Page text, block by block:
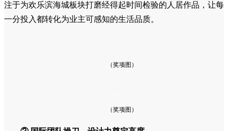
注于为欢乐滨海城板块打磨经得起时间检验的人居作品，让每
一分投入都转化为业主可感知的生活品质。
（奖项图）
（奖项图）